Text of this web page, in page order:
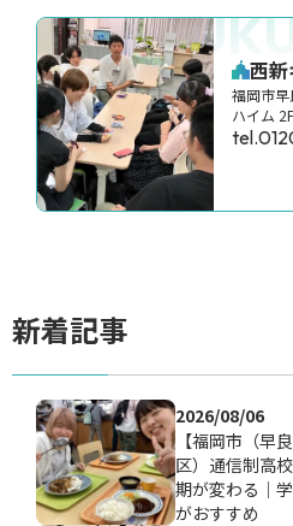
西
福岡市
ハイム 2F
新着記事
2026/08/06
【福岡市（早
区）通信制高
期が変わる｜
がおすすめ